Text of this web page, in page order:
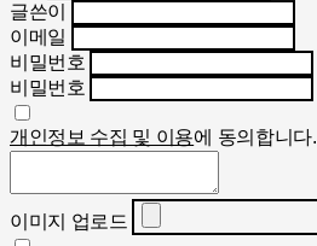
글쓴이
이메일
비밀번호
비밀번호
개인정보 수집 및 이용에 동의합니다.
이미지 업로드